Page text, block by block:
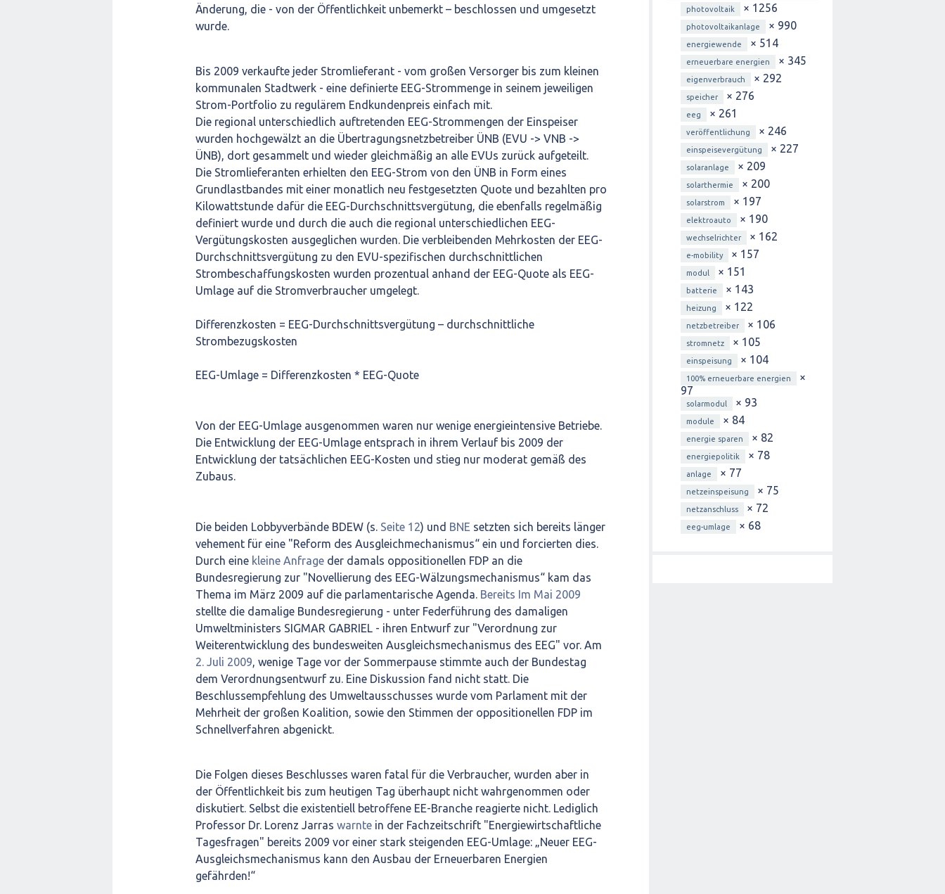
Änderung, die - von der Öffentlichkeit unbemerkt – beschlossen und umgesetzt
wurde.
Bis 2009 verkaufte jeder Stromlieferant - vom großen Versorger bis zum kleinen
kommunalen Stadtwerk - eine definierte EEG-Strommenge in seinem jeweiligen
Strom-Portfolio zu regulärem Endkundenpreis einfach mit.
Die regional unterschiedlich auftretenden EEG-Strommengen der Einspeiser
wurden hochgewälzt an die Übertragungsnetzbetreiber ÜNB (EVU -> VNB ->
ÜNB), dort gesammelt und wieder gleichmäßig an alle EVUs zurück aufgeteilt.
Die Stromlieferanten erhielten den EEG-Strom von den ÜNB in Form eines
Grundlastbandes mit einer monatlich neu festgesetzten Quote und bezahlten pro
Kilowattstunde dafür die EEG-Durchschnittsvergütung, die ebenfalls regelmäßig
definiert wurde und durch die auch die regional unterschiedlichen EEG-
Vergütungskosten ausgeglichen wurden. Die verbleibenden Mehrkosten der EEG-
Durchschnittsvergütung zu den EVU-spezifischen durchschnittlichen
Strombeschaffungskosten wurden prozentual anhand der EEG-Quote als EEG-
Umlage auf die Stromverbraucher umgelegt.
Differenzkosten = EEG-Durchschnittsvergütung – durchschnittliche
Strombezugskosten
EEG-Umlage = Differenzkosten * EEG-Quote
Von der EEG-Umlage ausgenommen waren nur wenige energieintensive Betriebe.
Die Entwicklung der EEG-Umlage entsprach in ihrem Verlauf bis 2009 der
Entwicklung der tatsächlichen EEG-Kosten und stieg nur moderat gemäß des
Zubaus.
Die beiden Lobbyverbände BDEW (s. Seite 12) und BNE setzten sich bereits länger
vehement für eine "Reform des Ausgleichmechanismus“ ein und forcierten dies.
Durch eine kleine Anfrage der damals oppositionellen FDP an die
Bundesregierung zur "Novellierung des EEG-Wälzungsmechanismus“ kam das
Thema im März 2009 auf die parlamentarische Agenda. Bereits Im Mai 2009
stellte die damalige Bundesregierung - unter Federführung des damaligen
Umweltministers SIGMAR GABRIEL - ihren Entwurf zur "Verordnung zur
Weiterentwicklung des bundesweiten Ausgleichsmechanismus des EEG" vor. Am
2. Juli 2009, wenige Tage vor der Sommerpause stimmte auch der Bundestag
dem Verordnungsentwurf zu. Eine Diskussion fand nicht statt. Die
Beschlussempfehlung des Umweltausschusses wurde vom Parlament mit der
Mehrheit der großen Koalition, sowie den Stimmen der oppositionellen FDP im
Schnellverfahren abgenickt.
Die Folgen dieses Beschlusses waren fatal für die Verbraucher, wurden aber in
der Öffentlichkeit bis zum heutigen Tag überhaupt nicht wahrgenommen oder
diskutiert. Selbst die existentiell betroffene EE-Branche reagierte nicht. Lediglich
Professor Dr. Lorenz Jarras warnte in der Fachzeitschrift "Energiewirtschaftliche
Tagesfragen" bereits 2009 vor einer stark steigenden EEG-Umlage: „Neuer EEG-
Ausgleichsmechanismus kann den Ausbau der Erneuerbaren Energien
gefährden!“
photovoltaik × 1256
photovoltaikanlage × 990
energiewende × 514
erneuerbare energien × 345
eigenverbrauch × 292
speicher × 276
eeg × 261
veröffentlichung × 246
einspeisevergütung × 227
solaranlage × 209
solarthermie × 200
solarstrom × 197
elektroauto × 190
wechselrichter × 162
e-mobility × 157
modul × 151
batterie × 143
heizung × 122
netzbetreiber × 106
stromnetz × 105
einspeisung × 104
100% erneuerbare energien
×
97
solarmodul × 93
module × 84
energie sparen × 82
energiepolitik × 78
anlage × 77
netzeinspeisung × 75
netzanschluss × 72
eeg-umlage × 68